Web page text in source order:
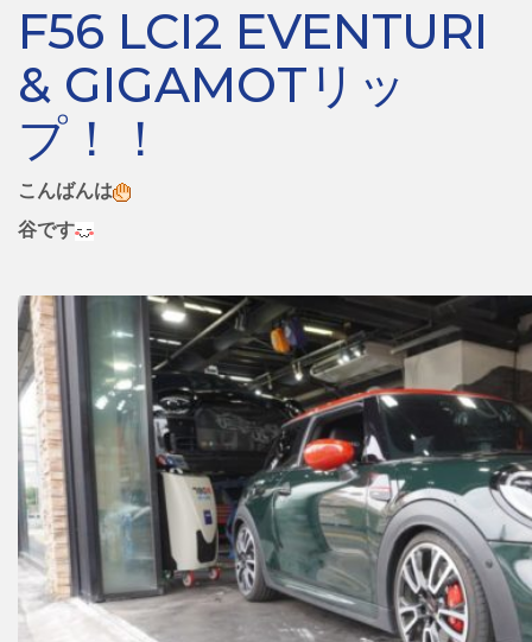
F56 LCI2 EVENTURI
& GIGAMOTリッ
プ！！
こんばんは
谷です